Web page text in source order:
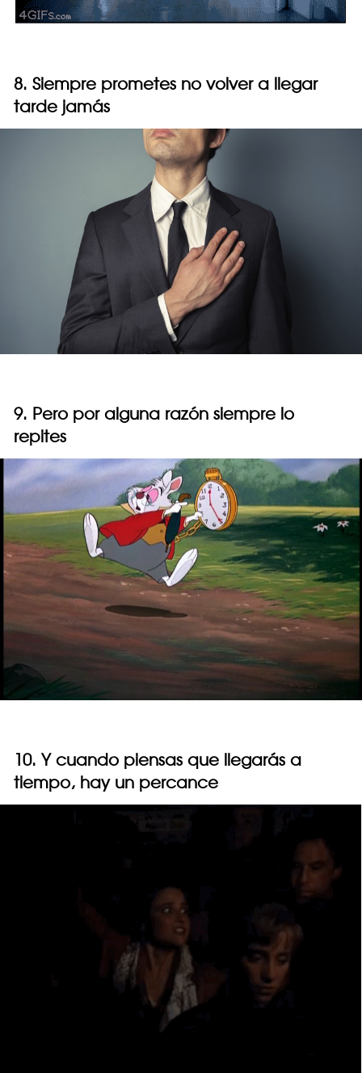
8. Siempre prometes no volver a llegar
tarde jamás
9. Pero por alguna razón siempre lo
repites
10. Y cuando piensas que llegarás a
tiempo, hay un percance